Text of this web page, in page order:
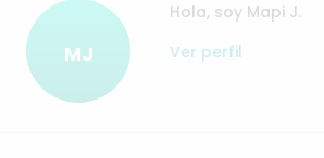
MJ
Hola, soy Mapi J.
Ver perfil